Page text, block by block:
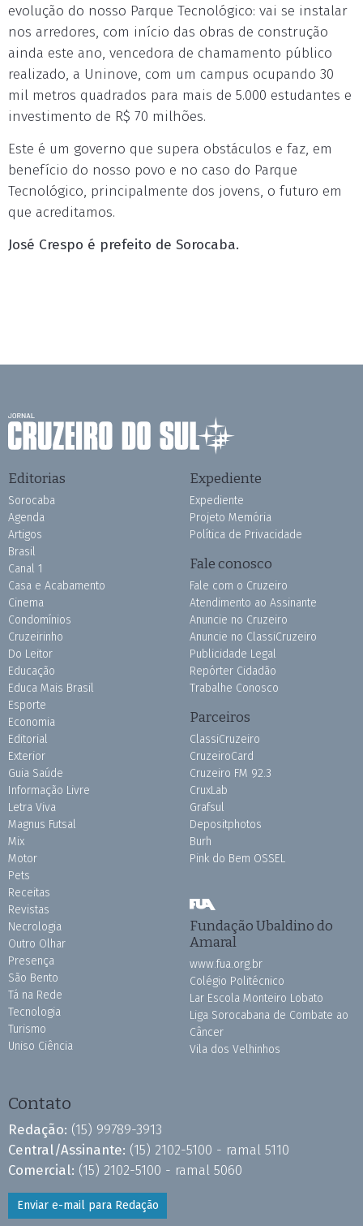
evolução do nosso Parque Tecnológico: vai se instalar
nos arredores, com início das obras de construção
ainda este ano, vencedora de chamamento público
realizado, a Uninove, com um campus ocupando 30
mil metros quadrados para mais de 5.000 estudantes e
investimento de R$ 70 milhões.
Este é um governo que supera obstáculos e faz, em
benefício do nosso povo e no caso do Parque
Tecnológico, principalmente dos jovens, o futuro em
que acreditamos.
José Crespo é prefeito de Sorocaba.
Editorias
Sorocaba
Agenda
Artigos
Brasil
Canal 1
Casa e Acabamento
Cinema
Condomínios
Cruzeirinho
Do Leitor
Educação
Educa Mais Brasil
Esporte
Economia
Editorial
Exterior
Guia Saúde
Informação Livre
Letra Viva
Magnus Futsal
Mix
Motor
Pets
Receitas
Revistas
Necrologia
Outro Olhar
Presença
São Bento
Tá na Rede
Tecnologia
Turismo
Uniso Ciência
Expediente
Expediente
Projeto Memória
Política de Privacidade
Fale conosco
Fale com o Cruzeiro
Atendimento ao Assinante
Anuncie no Cruzeiro
Anuncie no ClassiCruzeiro
Publicidade Legal
Repórter Cidadão
Trabalhe Conosco
Parceiros
ClassiCruzeiro
CruzeiroCard
Cruzeiro FM 92.3
CruxLab
Grafsul
Depositphotos
Burh
Pink do Bem OSSEL
Fundação Ubaldino do
Amaral
www.fua.org.br
Colégio Politécnico
Lar Escola Monteiro Lobato
Liga Sorocabana de Combate ao
Câncer
Vila dos Velhinhos
Contato
Redação: (15) 99789-3913
Central/Assinante: (15) 2102-5100 - ramal 5110
Comercial: (15) 2102-5100 - ramal 5060
Enviar e-mail para Redação